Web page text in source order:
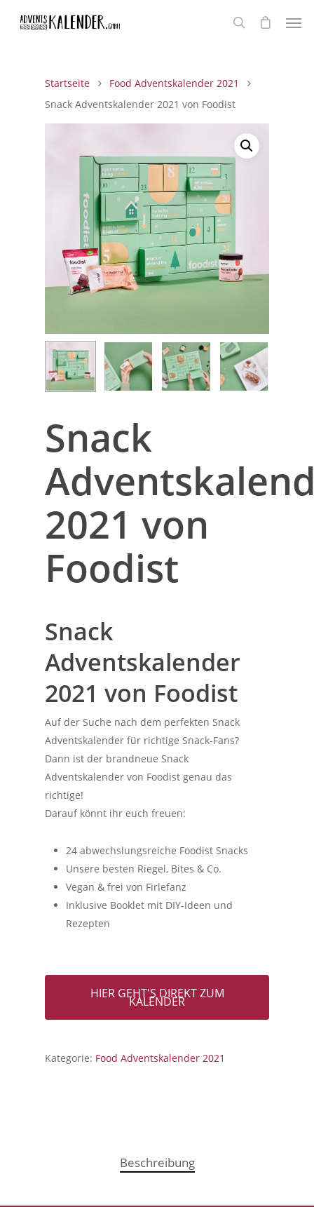
Startseite
Food Adventskalender 2021
Snack Adventskalender 2021 von Foodist
Snack
2021 von
Foodist
Snack
Adventskalender
2021 von Foodist
Auf der Suche nach dem perfekten Snack
Adventskalender für richtige Snack-Fans?
Dann ist der brandneue Snack
Adventskalender von Foodist genau das
richtige!
Darauf könnt ihr euch freuen:
24 abwechslungsreiche Foodist Snacks
Unsere besten Riegel, Bites & Co.
Vegan & frei von Firlefanz
Inklusive Booklet mit DIY-Ideen und
Rezepten
HIER GEHT'S DIREKT ZUM
KALENDER
Kategorie: Food Adventskalender 2021
Beschreibung